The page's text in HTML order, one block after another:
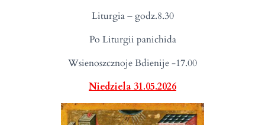
Liturgia – godz.8.30
Po Liturgii panichida
Wsienoszcznoje Bdienije -17.00
Niedziela 31.05.2026